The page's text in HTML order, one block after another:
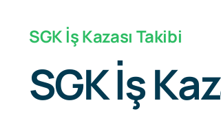
SGK İş Kazası Takibi
SGK İş